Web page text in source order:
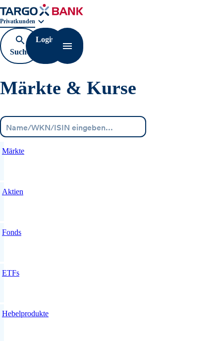
Geschäftsbereichnavigation. Aktuelle Auswahl:
Privatkunden
Suche
öffnen
Login
Navigation öffnen
Märkte & Kurse
Märkte
Aktien
Fonds
ETFs
Hebelprodukte